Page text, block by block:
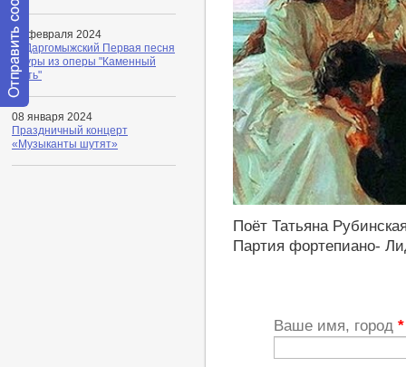
09 февраля 2024
А. Даргомыжский Первая песня
Лауры из оперы "Каменный
гость"
08 января 2024
Праздничный концерт
«Музыканты шутят»
Поёт Татьяна
Партия фортепиано-
Ваше имя, город *
Отправить
сообщение
модератору